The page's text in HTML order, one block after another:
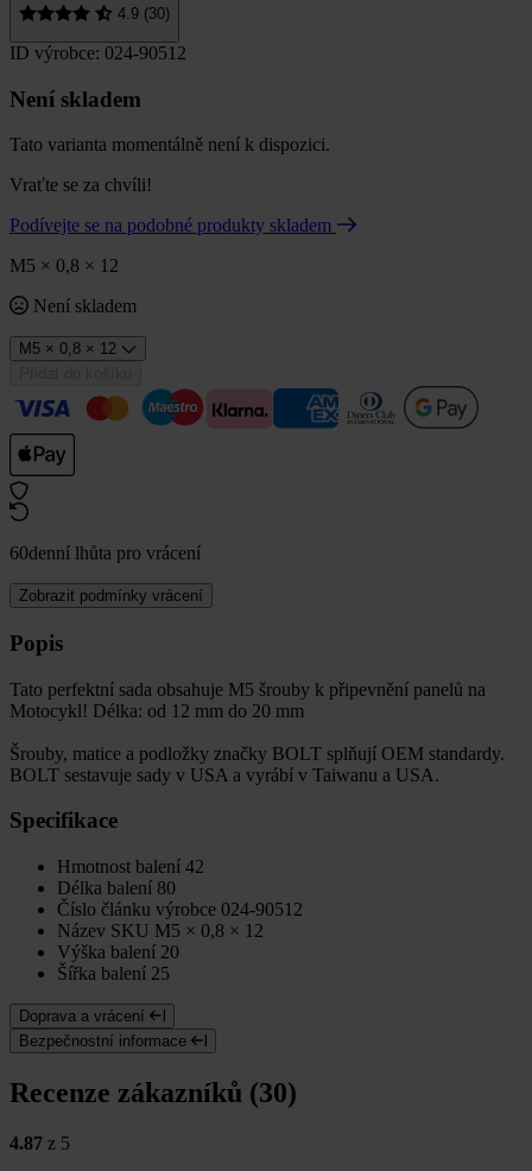
4.9 (30)
ID výrobce: 024-90512
Není skladem
Tato varianta momentálně není k dispozici.
Vraťte se za chvíli!
Podívejte se na podobné produkty skladem
M5 × 0,8 × 12
Není skladem
M5 × 0,8 × 12
60denní lhůta pro vrácení
Zobrazit podmínky vrácení
Popis
Tato perfektní sada obsahuje M5 šrouby k připevnění panelů na
Motocykl! Délka: od 12 mm do 20 mm
Šrouby, matice a podložky značky BOLT splňují OEM standardy.
BOLT sestavuje sady v USA a vyrábí v Taiwanu a USA.
Specifikace
Hmotnost balení 42
Délka balení 80
Číslo článku výrobce 024-90512
Název SKU M5 × 0,8 × 12
Výška balení 20
Šířka balení 25
Doprava a vrácení
Bezpečnostní informace
Recenze zákazníků (30)
4.87 z 5